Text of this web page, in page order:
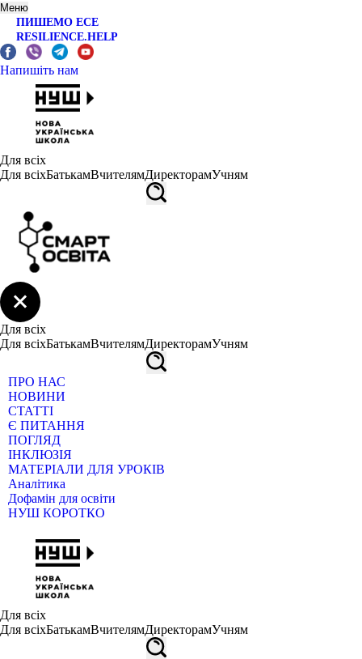
Меню
ПИШЕМО ЕСЕ
RESILIENCE.HELP
Напишіть нам
Для всіх
Для всіхБатькамВчителямДиректорамУчням
Для всіх
Для всіхБатькамВчителямДиректорамУчням
ПРО НАС
НОВИНИ
СТАТТІ
Є ПИТАННЯ
ПОГЛЯД
ІНКЛЮЗІЯ
МАТЕРІАЛИ ДЛЯ УРОКІВ
Аналітика
Дофамін для освіти
НУШ КОРОТКО
Для всіх
Для всіхБатькамВчителямДиректорамУчням